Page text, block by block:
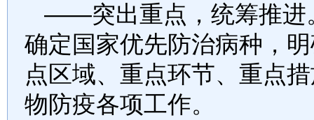
——突出重点，统筹推进
确定国家优先防治病种，
点区域、重点环节、重点
物防疫各项工作。